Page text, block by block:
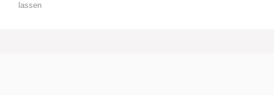
lassen